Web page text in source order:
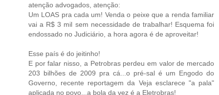
atenção advogados, atenção:
Um LOAS pra cada um! Venda o peixe que a renda familiar
vai a R$ 3 mil sem necessidade de trabalhar! Esquema foi
endossado no Judiciário, a hora agora é de aproveitar!
Esse país é do jeitinho!
E por falar nisso, a Petrobras perdeu em valor de mercado
203 bilhões de 2009 pra cá...o pré-sal é um Engodo do
Governo, recente reportagem da Veja esclarece "a pala"
aplicada no povo...a bola da vez é a Eletrobras!